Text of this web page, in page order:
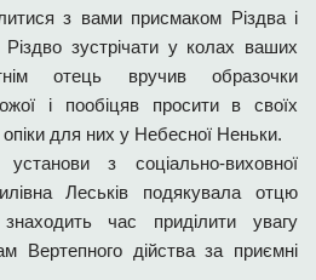
з вами присмаком Різдва і
зустрічати у колах ваших
отець вручив образочки
і пообіцяв просити в своїх
для них у Небесної Неньки.
з соціально-виховної
Леськів подякувала отцю
час приділити увагу
Вертепного дійства за приємні